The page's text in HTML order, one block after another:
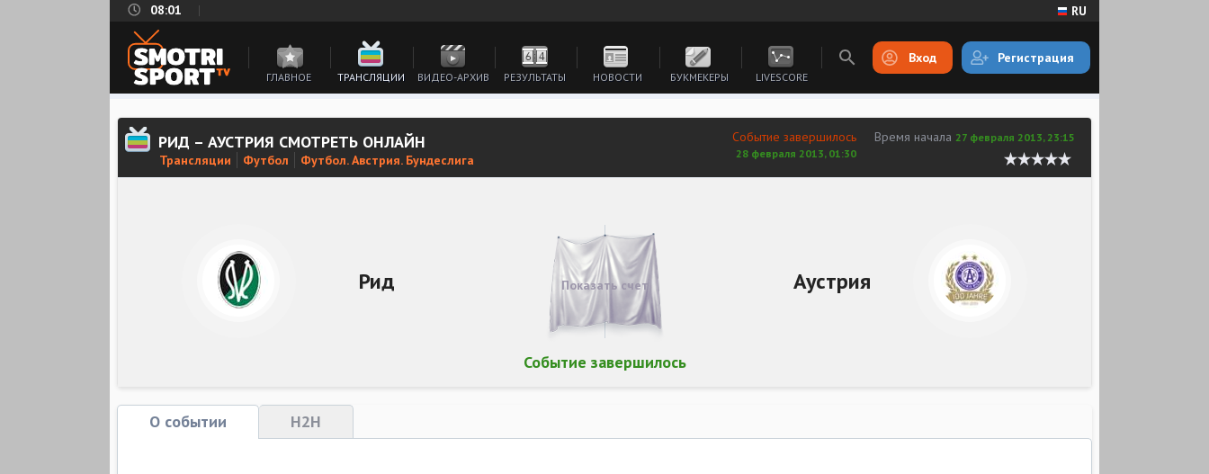
08:01 RU
ГЛАВНОЕ ТРАНСЛЯЦИИ ВИДЕО-АРХИВ РЕЗУЛЬТАТЫ НОВОСТИ БУКМЕКЕРЫ LIVESCORE
Вход Регистрация
РИД – АУСТРИЯ СМОТРЕТЬ ОНЛАЙН
Трансляции Футбол Футбол. Австрия. Бундеслига
Время начала 27 февраля 2013, 23:15
Событие завершилось
28 февраля 2013, 01:30
Рид Аустрия
Событие завершилось
Показать счет
О событии H2H